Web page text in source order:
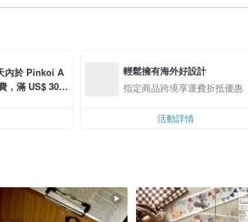
內於 Pinkoi A
，滿 US$ 30.0
輕鬆擁有海外好設計
指定商品跨境享運費折抵優惠
活動詳情